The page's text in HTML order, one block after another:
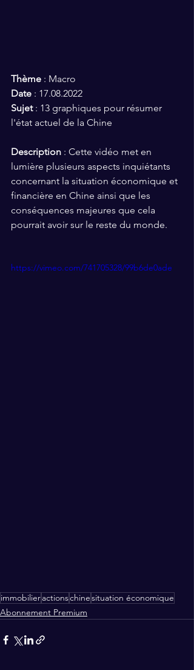
Thème : Macro
Date : 17.08.2022
Sujet : 13 graphiques pour résumer
l'état actuel de la Chine
Description : Cette vidéo met en
lumière plusieurs aspects inquiétants
concernant la situation économique et
financière en Chine ainsi que les
conséquences majeures que cela
pourrait avoir sur le reste du monde.
https://vimeo.com/741705328/99b6de0ade
immobilieractionschinesituation économique
Abonnement Premium